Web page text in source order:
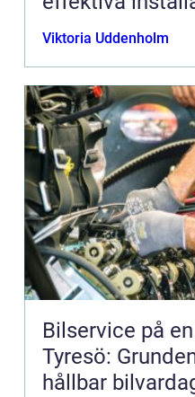
Viktoria Uddenholm
Bilservice på
Tyresö:
hållbar